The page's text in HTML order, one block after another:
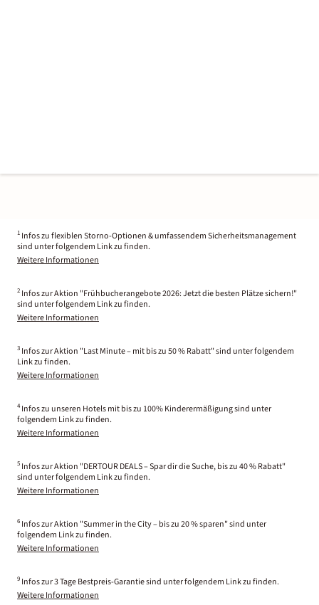
1 Infos zu flexiblen Storno-Optionen & umfassendem Sicherheitsmanagement
sind unter folgendem Link zu finden.
Weitere Informationen
2 Infos zur Aktion "Frühbucherangebote 2026: Jetzt die besten Plätze sichern!"
sind unter folgendem Link zu finden.
Weitere Informationen
3 Infos zur Aktion "Last Minute – mit bis zu 50 % Rabatt" sind unter folgendem
Link zu finden.
Weitere Informationen
4 Infos zu unseren Hotels mit bis zu 100% Kinderermäßigung sind unter
folgendem Link zu finden.
Weitere Informationen
5 Infos zur Aktion "DERTOUR DEALS – Spar dir die Suche, bis zu 40 % Rabatt"
sind unter folgendem Link zu finden.
Weitere Informationen
6 Infos zur Aktion "Summer in the City – bis zu 20 % sparen" sind unter
folgendem Link zu finden.
Weitere Informationen
9 Infos zur 3 Tage Bestpreis-Garantie sind unter folgendem Link zu finden.
Weitere Informationen